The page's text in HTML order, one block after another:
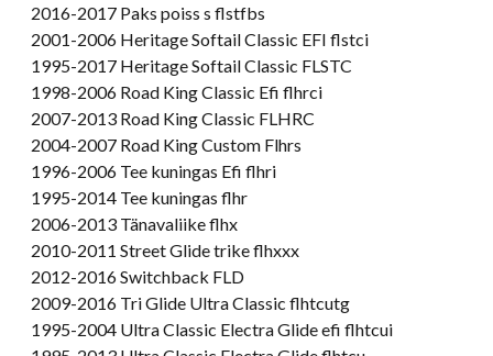
2016-2017 Paks poiss s flstfbs
2001-2006 Heritage Softail Classic EFI flstci
1995-2017 Heritage Softail Classic FLSTC
1998-2006 Road King Classic Efi flhrci
2007-2013 Road King Classic FLHRC
2004-2007 Road King Custom Flhrs
1996-2006 Tee kuningas Efi flhri
1995-2014 Tee kuningas flhr
2006-2013 Tänavaliike flhx
2010-2011 Street Glide trike flhxxx
2012-2016 Switchback FLD
2009-2016 Tri Glide Ultra Classic flhtcutg
1995-2004 Ultra Classic Electra Glide efi flhtcui